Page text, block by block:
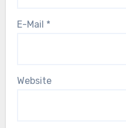
E-Mail *
Website